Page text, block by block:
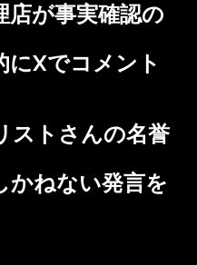
が事実確認の
Xでコメント
トさんの名誉
ねない発言を